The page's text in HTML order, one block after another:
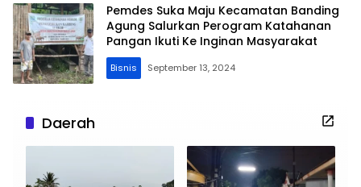
Pemdes Suka Maju Kecamatan Banding
Agung Salurkan Perogram Katahanan
Pangan Ikuti Ke Inginan Masyarakat
Bisnis September 13, 2024
Daerah